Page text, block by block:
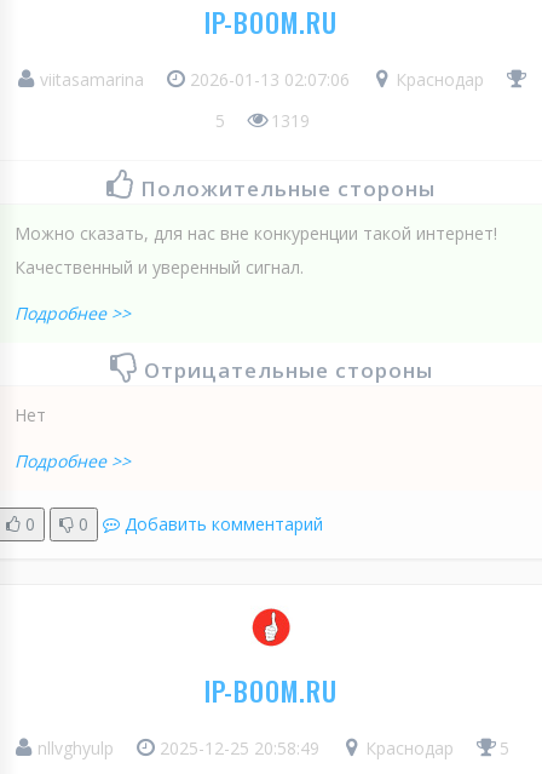
IP-BOOM.RU
viitasamarina 2026-01-13 02:07:06
Краснодар
5
1319
Положительные стороны
Можно сказать, для нас вне конкуренции такой интернет!
Качественный и уверенный сигнал.
Подробнее >>
Отрицательные стороны
Нет
Подробнее >>
0 0 Добавить комментарий
IP-BOOM.RU
nllvghyulp 2025-12-25 20:58:49 Краснодар
5